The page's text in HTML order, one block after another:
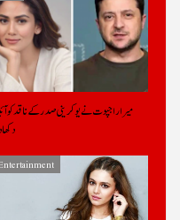
میرا راجپوت نے یوکرینی صدر کے ناقد کو